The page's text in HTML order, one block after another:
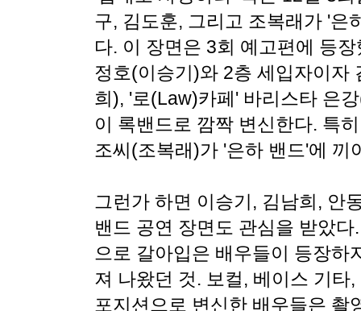
구, 김도훈, 그리고 조복래가 '은
다. 이 장면은 3회 예고편에 등
정호(이승기)와 2층 세입자이자
희), '로(Law)카페' 바리스타 은
이 록밴드로 깜짝 변신한다. 특
조씨(조복래)가 '은하 밴드'에 끼
그런가 하면 이승기, 김남희, 안
밴드 공연 장면도 관심을 받았
으로 갈아입은 배우들이 등장하
져 나왔던 것. 보컬, 베이스 기타
포지션으로 변신한 배우들은 촬